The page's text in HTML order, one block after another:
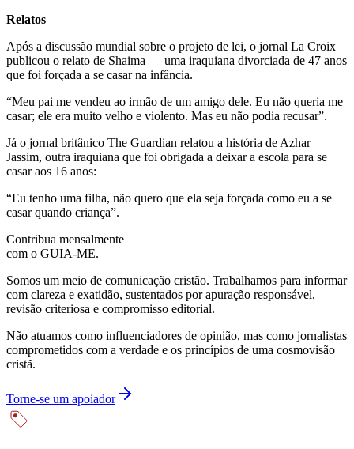
Relatos
Após a discussão mundial sobre o projeto de lei, o jornal La Croix
publicou o relato de Shaima — uma iraquiana divorciada de 47 anos
que foi forçada a se casar na infância.
“Meu pai me vendeu ao irmão de um amigo dele. Eu não queria me
casar; ele era muito velho e violento. Mas eu não podia recusar”.
Já o jornal britânico The Guardian relatou a história de Azhar
Jassim, outra iraquiana que foi obrigada a deixar a escola para se
casar aos 16 anos:
“Eu tenho uma filha, não quero que ela seja forçada como eu a se
casar quando criança”.
Contribua mensalmente
com o GUIA-ME.
Somos um meio de comunicação cristão. Trabalhamos para informar
com clareza e exatidão, sustentados por apuração responsável,
revisão criteriosa e compromisso editorial.
Não atuamos como influenciadores de opinião, mas como jornalistas
comprometidos com a verdade e os princípios de uma cosmovisão
cristã.
Torne-se um apoiador